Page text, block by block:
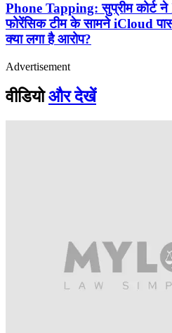
Phone Tapping: सुप्रीम कोर्ट ने
फोरेंसिक टीम के सामने iCloud
क्या लगा है आरोप?
Advertisement
वीडियोऔर देखें